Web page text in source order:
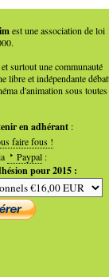
est une association de loi
surtout une communauté
libre et indépendante
d'animation sous toutes
en adhérant :
faire fous !
Paypal :
pour 2015 :